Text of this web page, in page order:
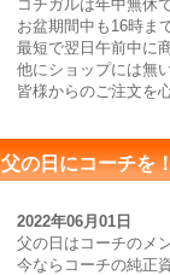
コチガルは年中無休
お盆期間中も16時ま
最短で翌日午前中に
他にショップには無
皆様からのご注文を
父の日にコーチを
2022年06月01日
父の日はコーチのメ
今ならコーチの純正